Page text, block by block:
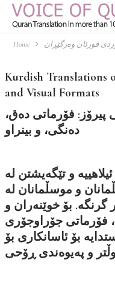
Home قورئان وەرگێڕان
Kurdish Translations
and Visual Formats
پیرۆز: فۆرماتی دەق،
دەنگی، و بینراو
و تێگەیشتن لە
و موسڵمانان لە
بۆ خوێنەران و
فۆرماتی جۆراوجۆری
بۆ ئاسانکاری بۆ